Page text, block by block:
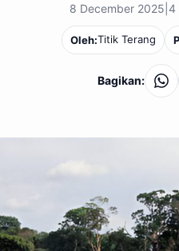
8 December 2025 4
Oleh:Titik Terang
Bagikan: